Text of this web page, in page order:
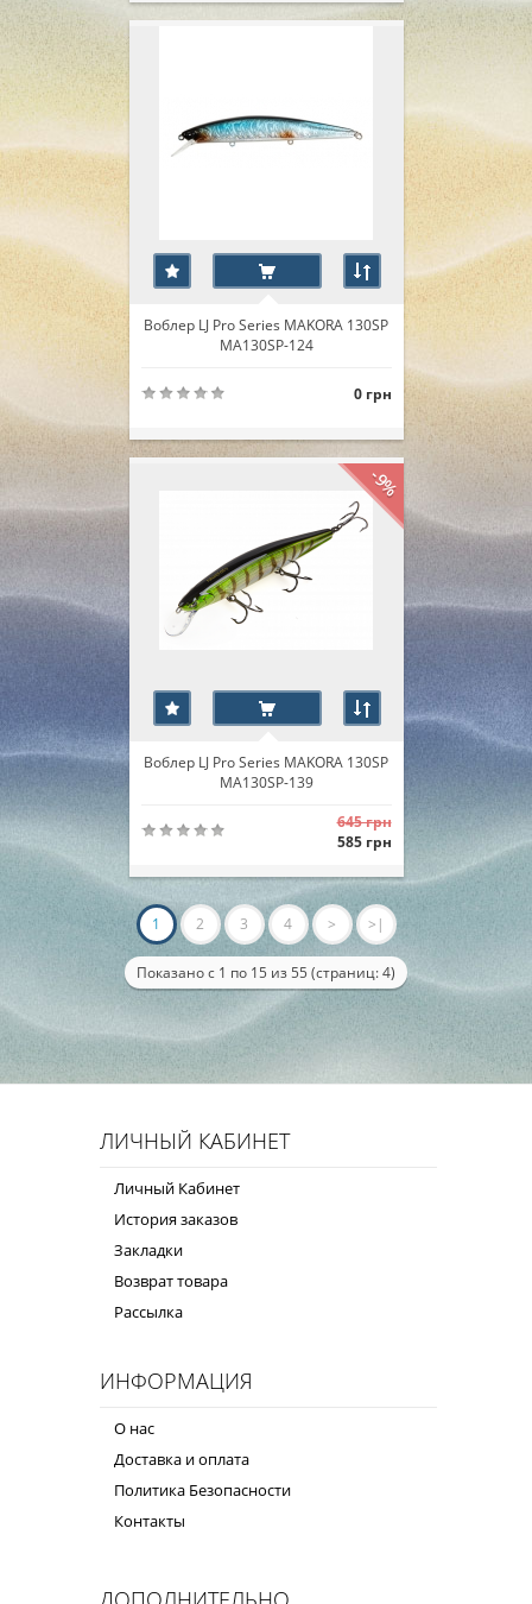
Воблер LJ Pro Series MAKORA 130SP
MA130SP-124
0 грн
-9%
Воблер LJ Pro Series MAKORA 130SP
MA130SP-139
645 грн
585 грн
1 2 3 4 > >|
Показано с 1 по 15 из 55 (страниц: 4)
ЛИЧНЫЙ КАБИНЕТ
Личный Кабинет
История заказов
Закладки
Возврат товара
Рассылка
ИНФОРМАЦИЯ
О нас
Доставка и оплата
Политика Безопасности
Контакты